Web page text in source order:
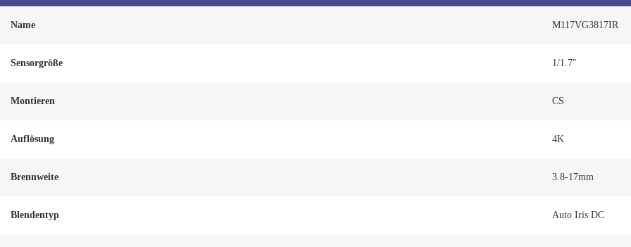
Name M117VG3817IR
Sensorgröße 1/1.7″
Montieren CS
Auflösung 4K
Brennweite 3.8-17mm
Blendentyp Auto Iris DC